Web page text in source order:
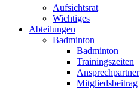
Aufsichtsrat
Wichtiges
Abteilungen
Badminton
Badminton
Trainingszeiten
Ansprechpartner
Mitgliedsbeitrag